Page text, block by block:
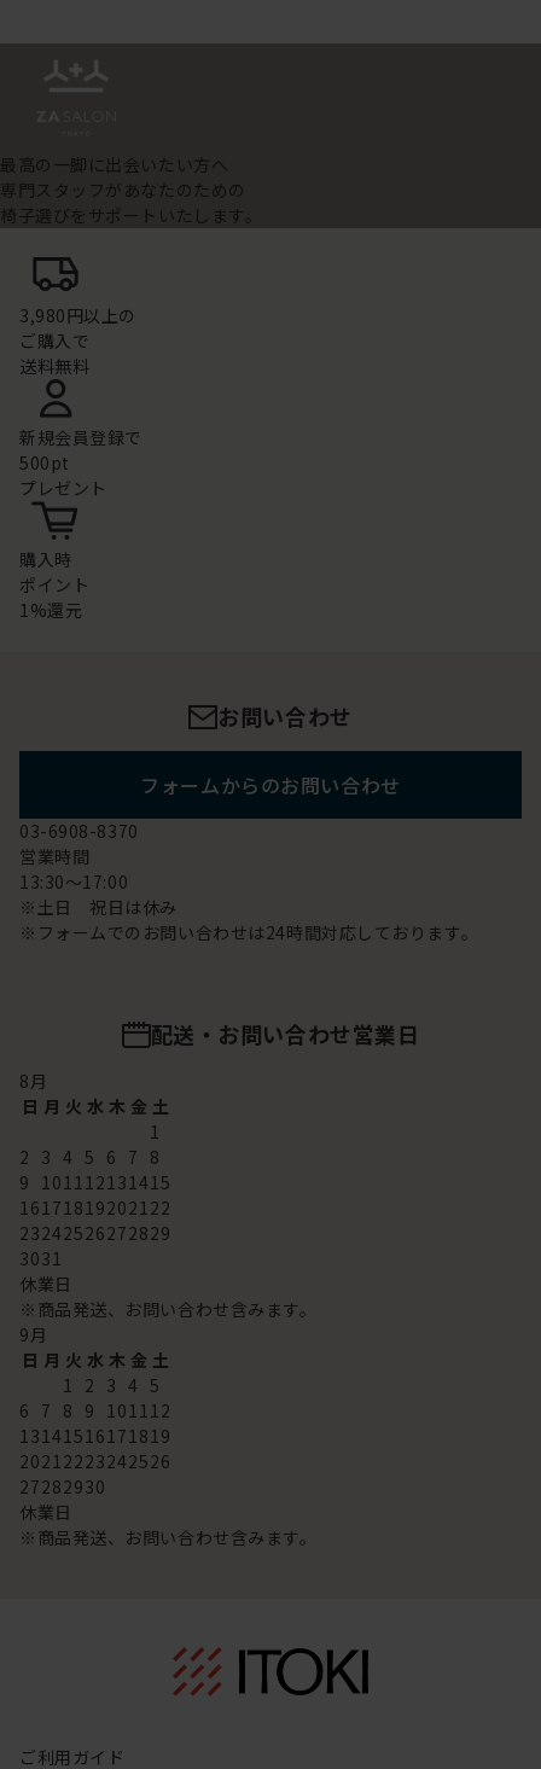
最高の一脚に出会いたい方へ
専門スタッフがあなたのための
椅子選びをサポートいたします。
3,980円以上の
ご購入で
送料無料
新規会員登録で
500pt
プレゼント
購入時
ポイント
1%還元
お問い合わせ
フォームからのお問い合わせ
03-6908-8370
営業時間
13:30～17:00
※土日 祝日は休み
※フォームでのお問い合わせは24時間対応しております。
配送・お問い合わせ営業日
8月
日 月 火 水 木 金 土
1
2 3 4 5 6 7 8
9 101112131415
16171819202122
23242526272829
3031
休業日
※商品発送、お問い合わせ含みます。
9月
日 月 火 水 木 金 土
1 2 3 4 5
6 7 8 9 101112
13141516171819
20212223242526
27282930
休業日
※商品発送、お問い合わせ含みます。
ご利用ガイド